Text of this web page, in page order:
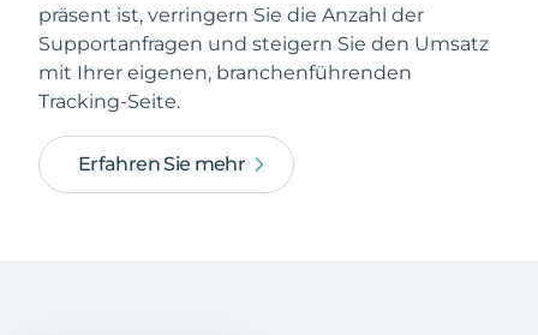
präsent ist, verringern Sie die Anzahl der
Supportanfragen und steigern Sie den Umsatz
mit Ihrer eigenen, branchenführenden
Tracking-Seite.
Erfahren Sie mehr